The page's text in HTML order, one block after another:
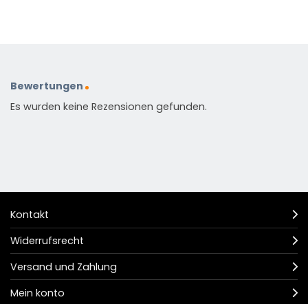
Bewertungen
Es wurden keine Rezensionen gefunden.
Kontakt
Widerrufsrecht
Versand und Zahlung
Mein konto